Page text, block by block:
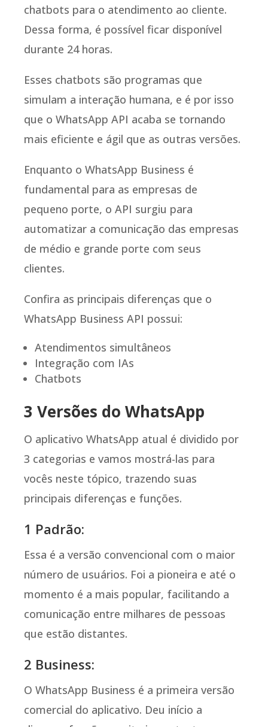
chatbots para o atendimento ao cliente.
Dessa forma, é possível ficar disponível
durante 24 horas.
Esses chatbots são programas que
simulam a interação humana, e é por isso
que o WhatsApp API acaba se tornando
mais eficiente e ágil que as outras versões.
Enquanto o WhatsApp Business é
fundamental para as empresas de
pequeno porte, o API surgiu para
automatizar a comunicação das empresas
de médio e grande porte com seus
clientes.
Confira as principais diferenças que o
WhatsApp Business API possui:
Atendimentos simultâneos
Integração com IAs
Chatbots
3 Versões do WhatsApp
O aplicativo WhatsApp atual é dividido por
3 categorias e vamos mostrá-las para
vocês neste tópico, trazendo suas
principais diferenças e funções.
1 Padrão:
Essa é a versão convencional com o maior
número de usuários. Foi a pioneira e até o
momento é a mais popular, facilitando a
comunicação entre milhares de pessoas
que estão distantes.
2 Business:
O WhatsApp Business é a primeira versão
comercial do aplicativo. Deu início a